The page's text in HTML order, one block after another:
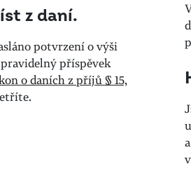
z daní.
potvrzení o výši
příspěvek
o daních z příjů § 15,